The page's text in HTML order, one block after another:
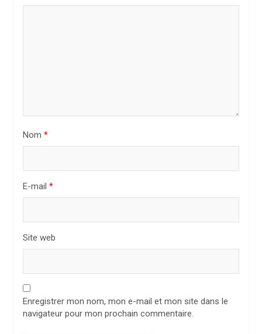
Nom *
E-mail *
Site web
Enregistrer mon nom, mon e-mail et mon site dans le
navigateur pour mon prochain commentaire.